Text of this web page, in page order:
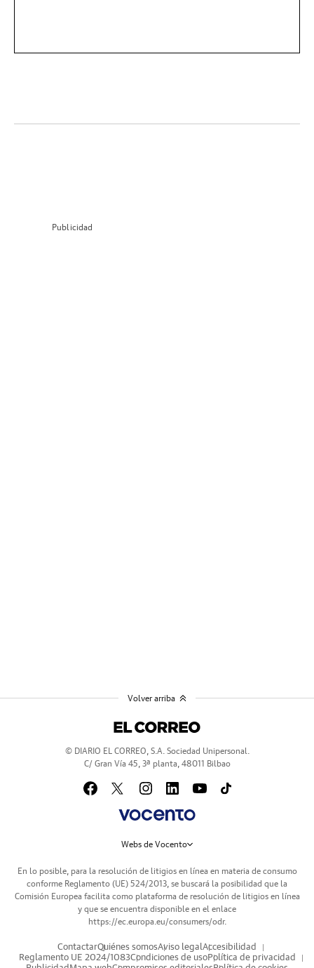
Publicidad
© DIARIO EL CORREO, S.A. Sociedad Unipersonal.
C/ Gran Vía 45, 3ª planta, 48011 Bilbao
Webs de Vocento
En lo posible, para la resolución de litigios en línea en materia de consumo
conforme Reglamento (UE) 524/2013, se buscará la posibilidad que la
Comisión Europea facilita como plataforma de resolución de litigios en línea
y que se encuentra disponible en el enlace
https://ec.europa.eu/consumers/odr.
ContactarQuiénes somosAviso legalAccesibilidad
Reglamento UE 2024/1083Condiciones de usoPolítica de privacidad
Volver arriba